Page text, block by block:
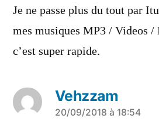
Je ne passe plus du tout par
mes musiques MP3 / Videos
c’est super rapide.
Vehzzam
a
20/09/2018 à 18:54